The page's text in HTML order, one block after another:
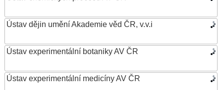
Ústav dějin umění Akademie věd ČR, v.v.i
Ústav experimentální botaniky AV ČR
Ústav experimentální medicíny AV ČR